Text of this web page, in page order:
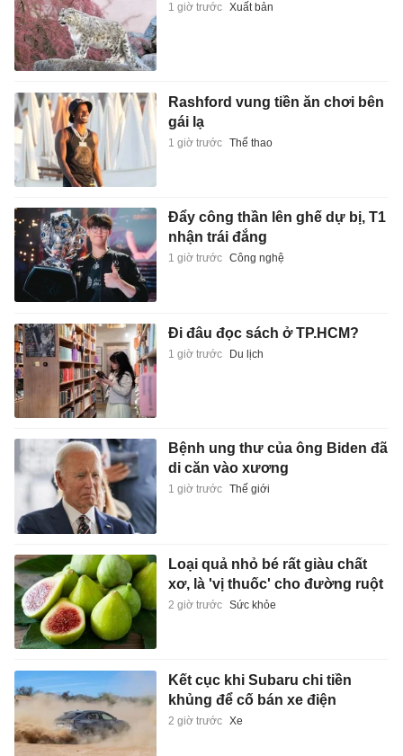
1 giờ trước Xuất bản
Rashford vung tiền ăn chơi bên
gái lạ
1 giờ trước Thể thao
Đẩy công thần lên ghế dự bị, T1
nhận trái đắng
1 giờ trước Công nghệ
Đi đâu đọc sách ở TP.HCM?
1 giờ trước Du lịch
Bệnh ung thư của ông Biden đã
di căn vào xương
1 giờ trước Thế giới
Loại quả nhỏ bé rất giàu chất
xơ, là 'vị thuốc' cho đường ruột
2 giờ trước Sức khỏe
Kết cục khi Subaru chi tiền
khủng để cố bán xe điện
2 giờ trước Xe